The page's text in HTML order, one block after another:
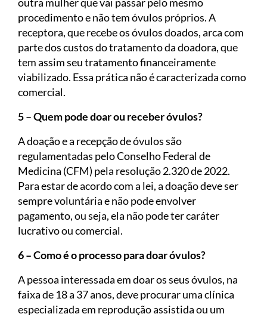
outra mulher que vai passar pelo mesmo
procedimento e não tem óvulos próprios. A
receptora, que recebe os óvulos doados, arca com
parte dos custos do tratamento da doadora, que
tem assim seu tratamento financeiramente
viabilizado. Essa prática não é caracterizada como
comercial.
5 – Quem pode doar ou receber óvulos?
A doação e a recepção de óvulos são
regulamentadas pelo Conselho Federal de
Medicina (CFM) pela resolução 2.320 de 2022.
Para estar de acordo com a lei, a doação deve ser
sempre voluntária e não pode envolver
pagamento, ou seja, ela não pode ter caráter
lucrativo ou comercial.
6 – Como é o processo para doar óvulos?
A pessoa interessada em doar os seus óvulos, na
faixa de 18 a 37 anos, deve procurar uma clínica
especializada em reprodução assistida ou um